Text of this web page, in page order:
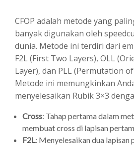
CFOP adalah metode yang
banyak digunakan oleh
dunia. Metode ini terdiri dari
F2L (First Two Layers), OLL
Layer), dan PLL (Permutation
Metode ini memungkinkan
menyelesaikan Rubik 3×3
Cross: Tahap pertama dalam
membuat cross di lapisan
F2L: Menyelesaikan dua lapisan